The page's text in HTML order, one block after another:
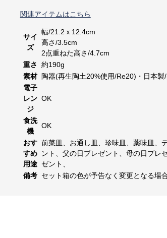
関連アイテムはこちら
サイ
ズ
幅/21.2ｘ12.4cm
高さ/3.5cm
2点重ねた高さ/4.7cm
重さ
約190g
素材
陶器(再生陶土20%使用/Re20)・日本製
電子
レン
ジ
OK
食洗
機
OK
おす
すめ
用途
前菜皿、お通し皿、珍味皿、薬味皿、
ント、父の日プレゼント、母の日プレ
ゼント、
備考 セット箱の色が予告なく変更となる場